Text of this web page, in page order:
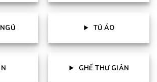
TỦ ÁO
GHẾ THƯ GIẢN